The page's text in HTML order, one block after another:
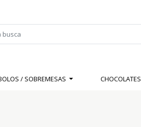
/ SOBREMESAS CHOCOLATES